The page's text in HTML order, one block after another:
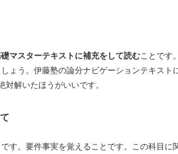
マスターテキストに補充をして読むことです
ょう。伊藤塾の論分ナビゲーションテキス
解いたほうがいいです。
す。要件事実を覚えることです。この科目